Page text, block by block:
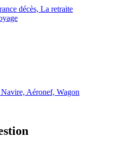
décès, La retraite
Aéronef, Wagon